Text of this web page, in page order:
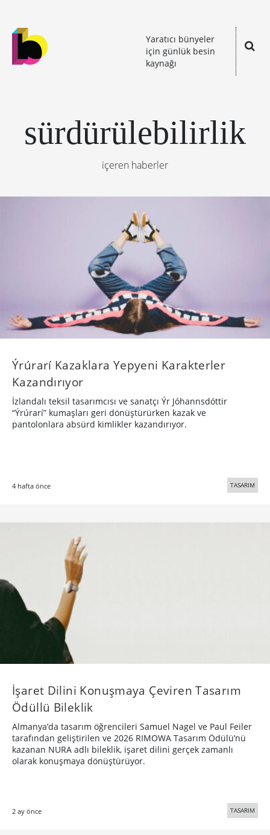
Yaratıcı bünyeler
için günlük besin
kaynağı
sürdürülebilirlik
içeren haberler
Ýrúrarí Kazaklara Yepyeni Karakterler
Kazandırıyor
İzlandalı teksil tasarımcısı ve sanatçı Ýr Jóhannsdóttir
“Ýrúrarí” kumaşları geri dönüştürürken kazak ve
pantolonlara absürd kimlikler kazandırıyor.
4 hafta önce TASARIM
İşaret Dilini Konuşmaya Çeviren Tasarım
Ödüllü Bileklik
Almanya’da tasarım öğrencileri Samuel Nagel ve Paul Feiler
tarafından geliştirilen ve 2026 RIMOWA Tasarım Ödülü’nü
kazanan NURA adlı bileklik, işaret dilini gerçek zamanlı
olarak konuşmaya dönüştürüyor.
2 ay önce TASARIM